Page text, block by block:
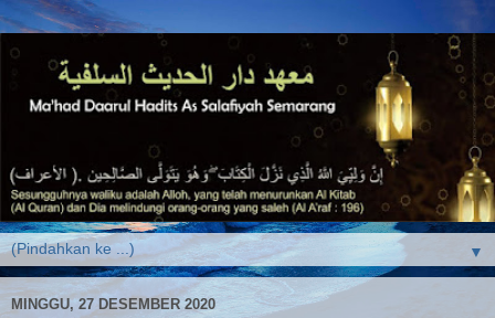
▼
MINGGU, 27 DESEMBER 2020